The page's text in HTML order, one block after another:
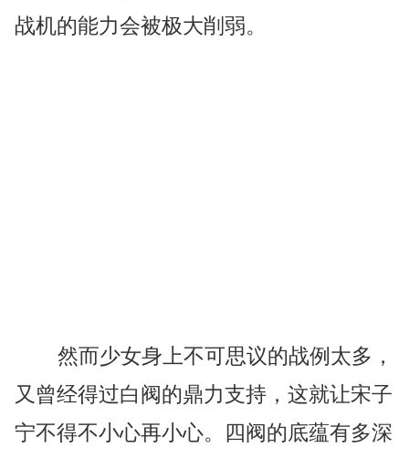
战机的能力会被极大削弱。
然而少女身上不可思议的战例太多，
又曾经得过白阀的鼎力支持，这就让宋子
宁不得不小心再小心。四阀的底蕴有多深